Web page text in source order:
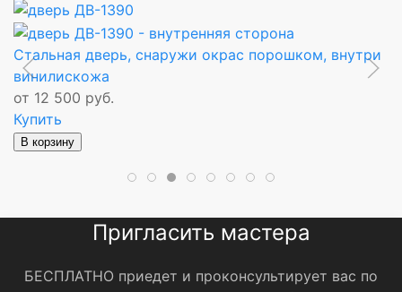
окрас порошком, внутри Дверь входная с
Пригласить мастера
БЕСПЛАТНО приедет и проконсультирует вас по